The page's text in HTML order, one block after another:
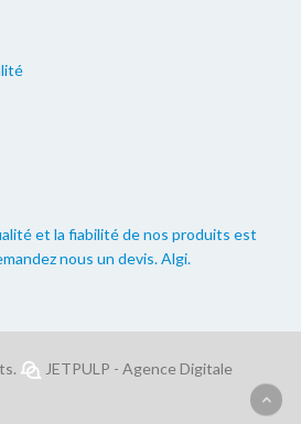
et la fiabilité de nos produits est
nous un devis. Algi.
JETPULP - Agence Digitale